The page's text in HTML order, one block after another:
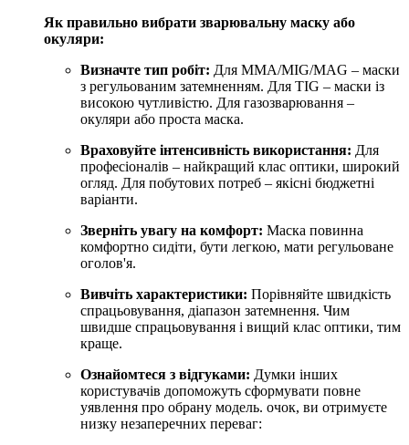
Як правильно вибрати зварювальну маску або
окуляри:
Визначте тип робіт: Для MMA/MIG/MAG – маски
з регульованим затемненням. Для TIG – маски із
високою чутливістю. Для газозварювання –
окуляри або проста маска.
Враховуйте інтенсивність використання: Для
професіоналів – найкращий клас оптики, широкий
огляд. Для побутових потреб – якісні бюджетні
варіанти.
Зверніть увагу на комфорт: Маска повинна
комфортно сидіти, бути легкою, мати регульоване
оголов'я.
Вивчіть характеристики: Порівняйте швидкість
спрацьовування, діапазон затемнення. Чим
швидше спрацьовування і вищий клас оптики, тим
краще.
Ознайомтеся з відгуками: Думки інших
користувачів допоможуть сформувати повне
уявлення про обрану модель. очок, ви отримуєте
низку незаперечних переваг: